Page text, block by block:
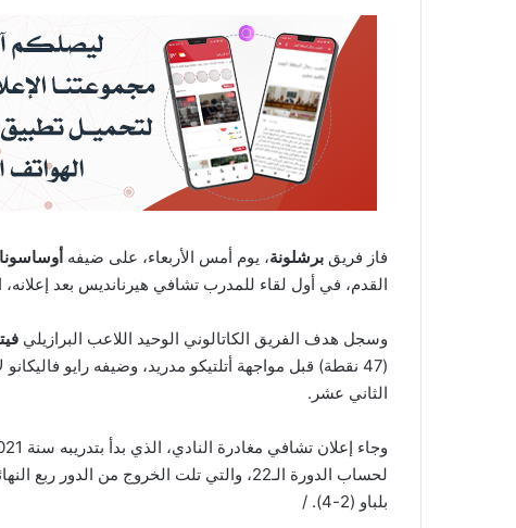
فاز فريق برشلونة، يوم أمس الأربعاء، على ضيفه أوساسونا
القدم، في أول لقاء للمدرب تشافي هيرنانديس بعد
وسجل هدف الفريق الكاتالوني الوحيد اللاعب البرازيلي
الثاني عشر.
لحساب الدورة الـ22، والتي تلت الخروج من
بلباو (2-4). /